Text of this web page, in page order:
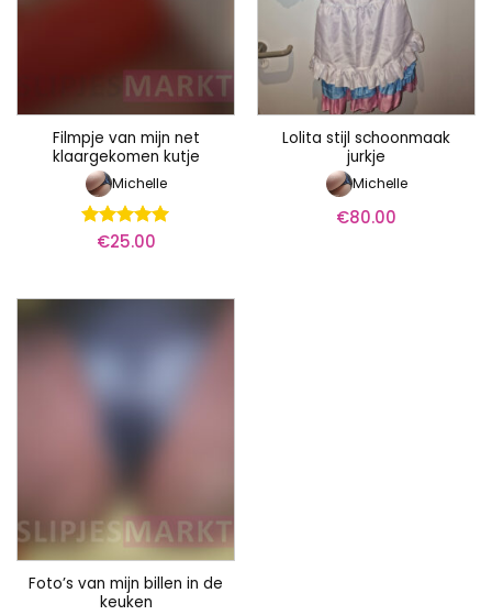
Filmpje van mijn net
klaargekomen kutje
Michelle
Waardering
€25.00
Lolita stijl schoonmaak
jurkje
Michelle
€80.00
Foto’s van mijn billen in de
keuken